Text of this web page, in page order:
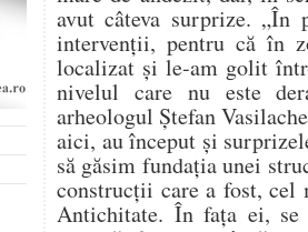
avut câteva surprize.
intervenţii, pentru că în
localizat şi le-am golit
nivelul care nu este
arheologul Ştefan
aici, au început şi
să găsim fundaţia unei
construcţii care a fost, cel
Antichitate. În faţa ei, se